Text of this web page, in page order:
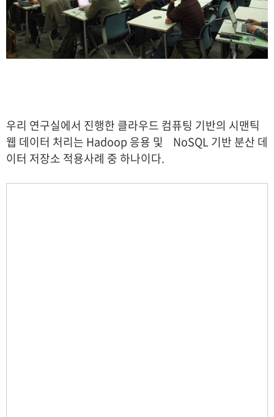
우리 연구실에서 진행한 클라우드 컴퓨팅 기반의 시맨틱
웹 데이터 처리는 Hadoop 응용 및 NoSQL 기반 분산 데
이터 저장소 적용사례 중 하나이다.